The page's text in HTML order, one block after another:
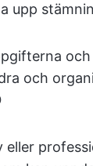
upp
och
eller